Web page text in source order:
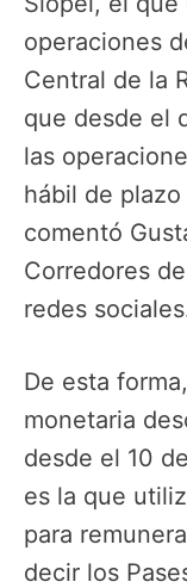
operaciones
Central de la
que desde el
las
hábil de plazo
comentó
Corredores
redes
De esta
monetaria
desde el 10
es la que
para
decir los